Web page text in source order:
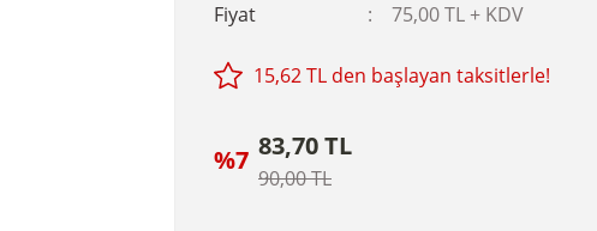
Fiyat
75,00 TL + KDV
15,62 TL den başlayan taksitlerle!
%7 83,70 TL
90,00 TL